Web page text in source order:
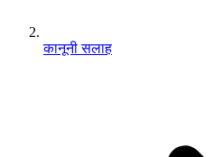
कानूनी सलाह